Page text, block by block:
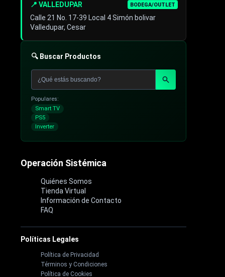
📍 VALLEDUPAR BODEGA/OUTLET
Calle 21 No. 17-39 Local 4 Simón bolivar
Valledupar, Cesar
🔍 Buscar Productos
Populares:
Smart TV
PS5
Inverter
Operación Sistémica
Quiénes Somos
Tienda Virtual
Información de Contacto
FAQ
Políticas Legales
Política de Privacidad
Términos y Condiciones
Política de Cookies